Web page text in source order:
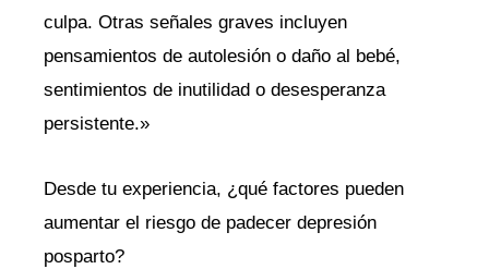
culpa. Otras señales graves incluyen
pensamientos de autolesión o daño al bebé,
sentimientos de inutilidad o desesperanza
persistente.»
Desde tu experiencia, ¿qué factores pueden
aumentar el riesgo de padecer depresión
posparto?